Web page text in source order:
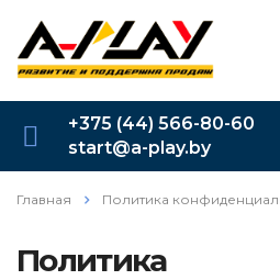
+375 (44) 566-80-60
start@a-play.by
Главная Политика
Политика